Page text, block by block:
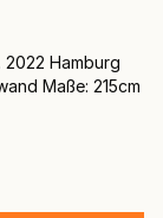
2022 Hamburg
Maße: 215cm